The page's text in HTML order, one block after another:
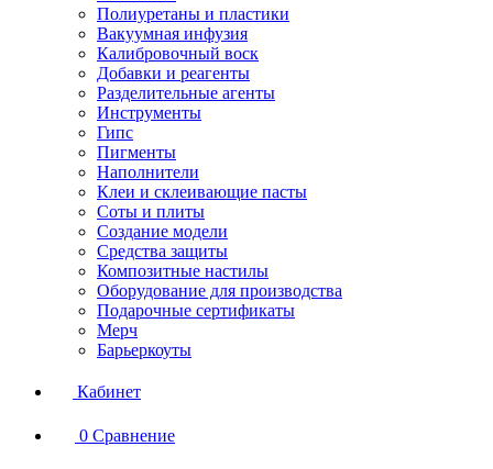
Полиуретаны и пластики
Вакуумная инфузия
Калибровочный воск
Добавки и реагенты
Разделительные агенты
Инструменты
Гипс
Пигменты
Наполнители
Клеи и склеивающие пасты
Соты и плиты
Создание модели
Средства защиты
Композитные настилы
Оборудование для производства
Подарочные сертификаты
Мерч
Барьеркоуты
Кабинет
0 Сравнение